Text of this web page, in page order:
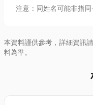
注意：同姓名可能非指同
本資料謹供參考，詳細資訊
料為準。